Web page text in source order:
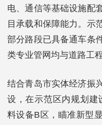
电、通信等基础设施配
目承载和保障能力。示
部分路段已具备通车条
类专业管网均与道路工
结合青岛市实体经济振
设，在示范区内规划建
料设备B区，瞄准新型